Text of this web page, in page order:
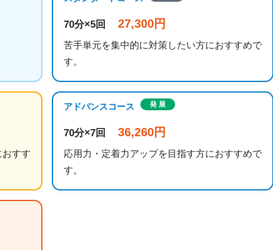
70分×5回 27,300円
苦手単元を集中的に対策したい方におすすめで
す。
すす
アドバンスコース 発 展
70分×7回 36,260円
応用力・定着力アップを目指す方におすすめで
す。